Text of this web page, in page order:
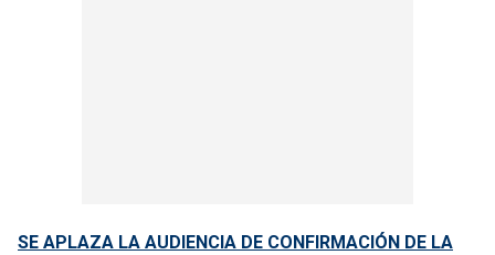
SE APLAZA LA AUDIENCIA DE CONFIRMACIÓN DE LA